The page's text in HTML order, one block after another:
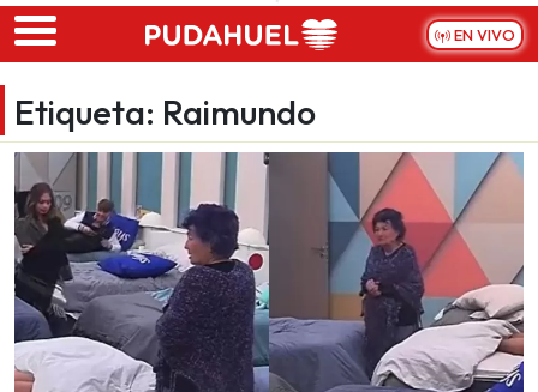
Skip to main content
EN VIVO
Etiqueta: Raimundo